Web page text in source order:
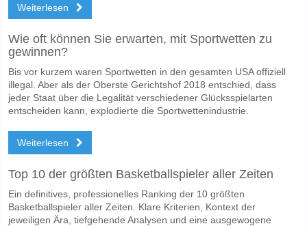
Weiterlesen
Wie oft können Sie erwarten, mit Sportwetten zu
gewinnen?
Bis vor kurzem waren Sportwetten in den gesamten USA offiziell
illegal. Aber als der Oberste Gerichtshof 2018 entschied, dass
jeder Staat über die Legalität verschiedener Glücksspielarten
entscheiden kann, explodierte die Sportwettenindustrie.
Weiterlesen
Top 10 der größten Basketballspieler aller Zeiten
Ein definitives, professionelles Ranking der 10 größten
Basketballspieler aller Zeiten. Klare Kriterien, Kontext der
jeweiligen Ära, tiefgehende Analysen und eine ausgewogene